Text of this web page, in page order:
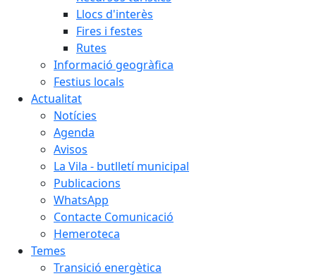
Llocs d'interès
Fires i festes
Rutes
Informació geogràfica
Festius locals
Actualitat
Notícies
Agenda
Avisos
La Vila - butlletí municipal
Publicacions
WhatsApp
Contacte Comunicació
Hemeroteca
Temes
Transició energètica